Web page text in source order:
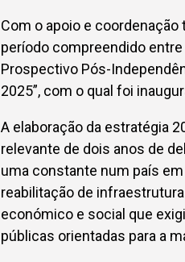
Com o apoio e
período compreendido
Prospectivo Pós-
2025”, com o qual foi
A elaboração da estratégia
relevante de dois anos de
uma constante num país
reabilitação de
económico e social que
públicas orientadas para a